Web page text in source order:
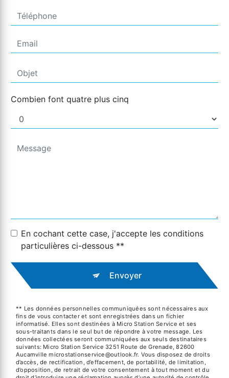
Combien font quatre plus cinq
En cochant cette case, j'accepte les conditions
particulières ci-dessous **
Envoyer
** Les données personnelles communiquées sont nécessaires aux
fins de vous contacter et sont enregistrées dans un fichier
informatisé. Elles sont destinées à Micro Station Service et ses
sous-traitants dans le seul but de répondre à votre message. Les
données collectées seront communiquées aux seuls destinataires
suivants: Micro Station Service 3251 Route de Grenade, 82600
Aucamville microstationservice@outlook.fr. Vous disposez de droits
d’accès, de rectification, d’effacement, de portabilité, de limitation,
d’opposition, de retrait de votre consentement à tout moment et du